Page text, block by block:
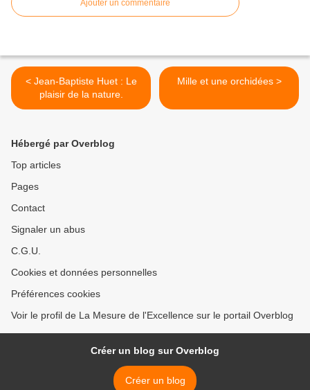
Ajouter un commentaire
< Jean-Baptiste Huet : Le
plaisir de la nature.
Mille et une orchidées >
Hébergé par Overblog
Top articles
Pages
Contact
Signaler un abus
C.G.U.
Cookies et données personnelles
Préférences cookies
Voir le profil de La Mesure de l'Excellence sur le portail Overblog
Créer un blog sur Overblog
Créer un blog